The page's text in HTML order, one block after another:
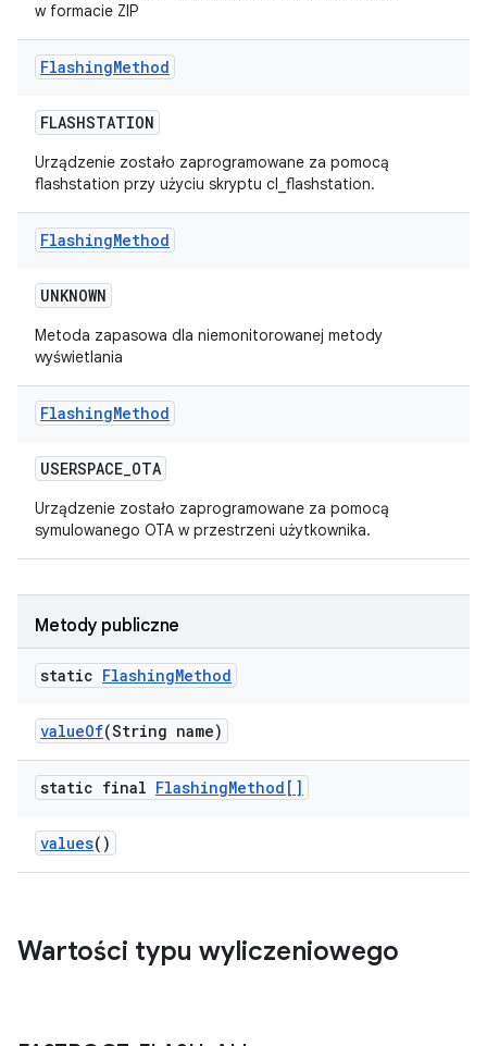
w formacie ZIP
FlashingMethod
FLASHSTATION
Urządzenie zostało zaprogramowane za pomocą
flashstation przy użyciu skryptu cl_flashstation.
FlashingMethod
UNKNOWN
Metoda zapasowa dla niemonitorowanej metody
wyświetlania
FlashingMethod
USERSPACE_OTA
Urządzenie zostało zaprogramowane za pomocą
symulowanego OTA w przestrzeni użytkownika.
Metody publiczne
static FlashingMethod
valueOf(String name)
static final FlashingMethod[]
values()
Wartości typu wyliczeniowego